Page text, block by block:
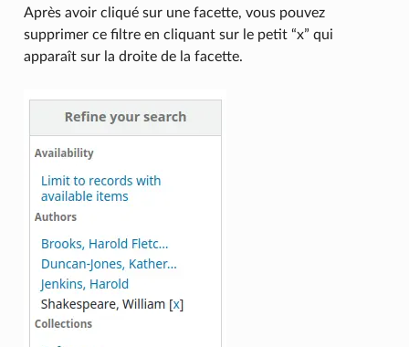
Après avoir cliqué sur une facette, vous pouvez
supprimer ce filtre en cliquant sur le petit “x” qui
apparaît sur la droite de la facette.